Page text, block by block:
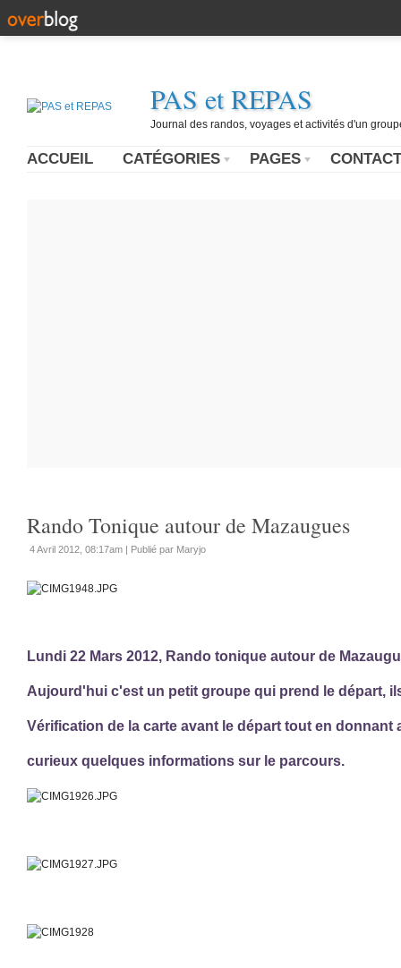
PAS et REPAS
Journal des randos, voyages et activités d'un
ACCUEIL CATÉGORIES PAGES CONTACT
Rando Tonique autour de Mazaugues
4 Avril 2012, 08:17am | Publié par Maryjo
Lundi 22 Mars 2012, Rando tonique autour de
Aujourd'hui c'est un petit groupe qui prend le départ,
Vérification de la carte avant le départ tout en donnant
curieux quelques informations sur le parcours.